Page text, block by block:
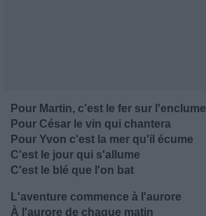
Pour Martin, c'est le fer sur l'enclume
Pour César le vin qui chantera
Pour Yvon c'est la mer qu'il écume
C'est le jour qui s'allume
C'est le blé que l'on bat
L'aventure commence à l'aurore
À l'aurore de chaque matin